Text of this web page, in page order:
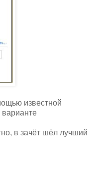
известной
варианте
в зачёт шёл лучший